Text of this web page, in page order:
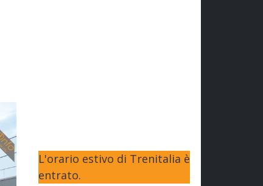
L'orario estivo di Trenitalia è
entrato.